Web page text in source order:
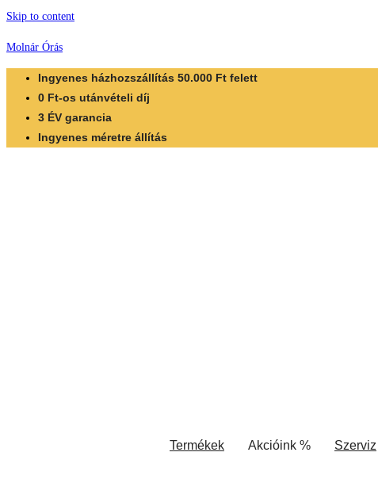
Skip to content
Molnár Órás
Ingyenes házhozszállítás 50.000 Ft felett
0 Ft-os utánvételi díj
3 ÉV garancia
Ingyenes méretre állítás
Termékek Akcióink % Szerviz